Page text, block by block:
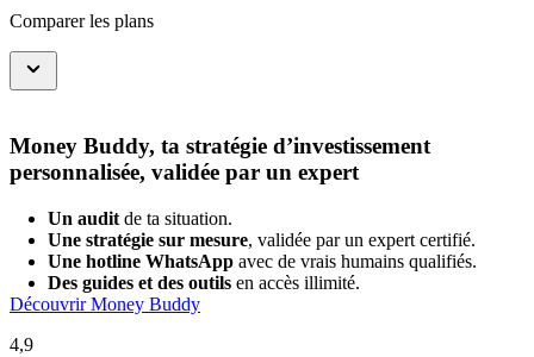
Comparer les plans
Money Buddy, ta stratégie d’investissement
personnalisée, validée par un expert
Un audit de ta situation.
Une stratégie sur mesure, validée par un expert certifié.
Une hotline WhatsApp avec de vrais humains qualifiés.
Des guides et des outils en accès illimité.
Découvrir Money Buddy
4,9